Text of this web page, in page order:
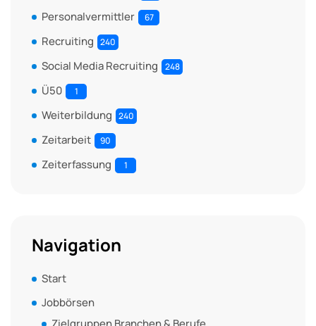
Personalvermittler 67
Recruiting 240
Social Media Recruiting 248
Ü50 1
Weiterbildung 240
Zeitarbeit 90
Zeiterfassung 1
Navigation
Start
Jobbörsen